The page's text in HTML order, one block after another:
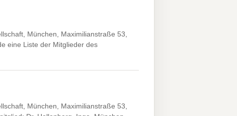
München, Maximilianstraße 53,
eine Liste der Mitglieder des
München, Maximilianstraße 53,